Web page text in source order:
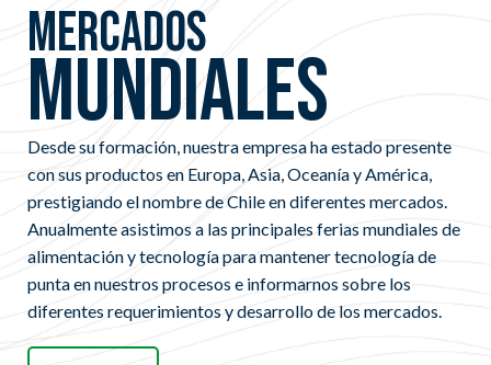
mercados
mundiales
Desde su formación, nuestra empresa ha estado presente
con sus productos en Europa, Asia, Oceanía y América,
prestigiando el nombre de Chile en diferentes mercados.
Anualmente asistimos a las principales ferias mundiales de
alimentación y tecnología para mantener tecnología de
punta en nuestros procesos e informarnos sobre los
diferentes requerimientos y desarrollo de los mercados.